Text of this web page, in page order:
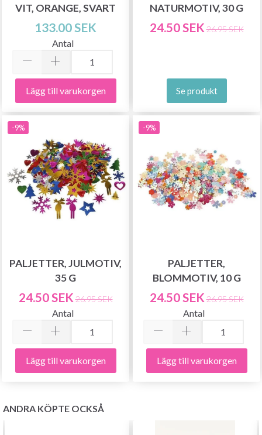
VIT, ORANGE, SVART
133.00 SEK
Antal
Lägg till varukorgen
NATURMOTIV, 30 G
24.50 SEK 26.95 SEK
Se produkt
-9%
PALJETTER, JULMOTIV,
35 G
24.50 SEK 26.95 SEK
Antal
Lägg till varukorgen
-9%
PALJETTER,
BLOMMOTIV, 10 G
24.50 SEK 26.95 SEK
Antal
Lägg till varukorgen
ANDRA KÖPTE OCKSÅ